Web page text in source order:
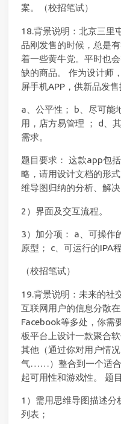
案。（校招笔试）
18.背景说明：北京三里
品刚发售的时候，总是
着一些黄牛党。平时也
缺的商品。 作为设计师
屏手机APP，供新品发
a、公平性； b、尽可能
用，店方易管理 ； d、
需求。
题目要求： 这款app包
略，请用设计文档的形
维导图归纳的分析、解决
2）界面及交互流程。
3）加分项： a、可操作
原型； c、可运行的IPA
（校招笔试）
19.背景说明：未来的社
互联网用户的信息分散
Facebook等多处，你需
板平台上设计一款聚合
其他（通过你对用户情
气……）整合到一个适合
起可用性和游戏性。 题
1）需用思维导图描述分
列表；